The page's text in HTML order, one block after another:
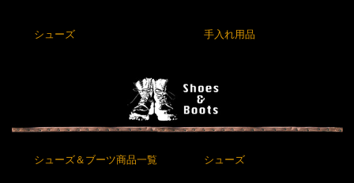
シューズ 手入れ用品
シューズ＆ブーツ商品一覧 シューズ